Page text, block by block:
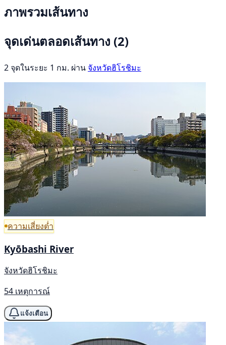
ภาพรวมเส้นทาง
จุดเด่นตลอดเส้นทาง (2)
2 จุดในระยะ 1 กม. ผ่าน จังหวัดฮิโรชิมะ
ความเสี่ยงต่ำ
Kyōbashi River
จังหวัดฮิโรชิมะ
54 เหตุการณ์
แจ้งเตือน